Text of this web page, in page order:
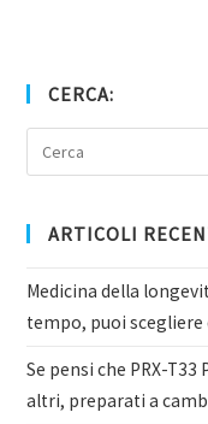
CERCA:
ARTICOLI
Medicina della
tempo, puoi
Se pensi che PRX-
altri, preparati a